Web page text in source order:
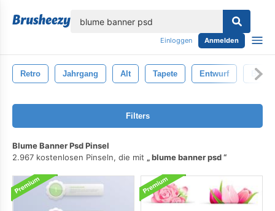
Einloggen Anmelden
Retro Jahrgang Alt Tapete Entwurf
Filters
Blume Banner Psd Pinsel
2.967 kostenlosen Pinseln, die mit
blume banner psd